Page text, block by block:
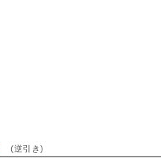
(逆引き)